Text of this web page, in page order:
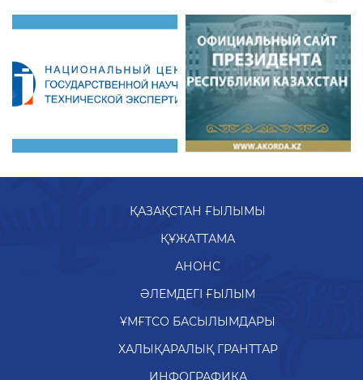
ҚАЗАҚСТАН ҒЫЛЫМЫ
ҚҰЖАТТАМА
АНОНС
ӘЛЕМДЕГІ ҒЫЛЫМ
ҰМҒТСО БАСЫЛЫМДАРЫ
ХАЛЫҚАРАЛЫҚ ГРАНТТАР
ИНФОГРАФИКА